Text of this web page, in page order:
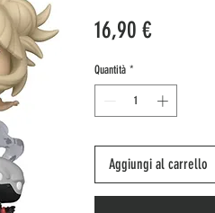
16,90 €Prezzo
Quantità *
Aggiungi al carrello